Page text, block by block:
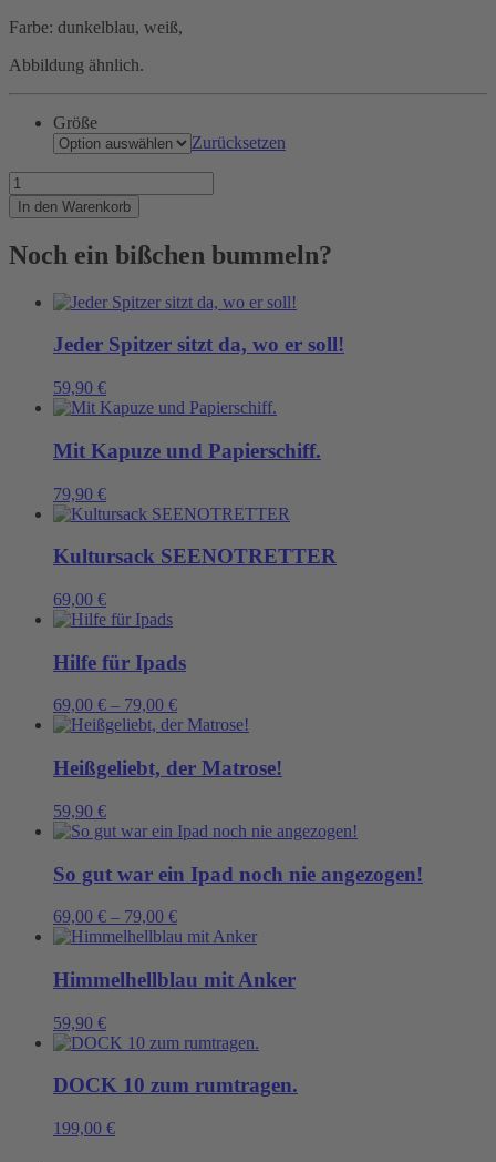
Farbe: dunkelblau, weiß,
Abbildung ähnlich.
Größe
Zurücksetzen
Von
Ankern
bekommen
nie
Menge
In den Warenkorb
Noch ein bißchen bummeln?
Jeder Spitzer sitzt da, wo er soll!
59,90 €
Mit Kapuze und Papierschiff.
79,90 €
Kultursack SEENOTRETTER
69,00 €
Hilfe für Ipads
69,00 € – 79,00 €
Heißgeliebt, der Matrose!
59,90 €
So gut war ein Ipad noch nie angezogen!
69,00 € – 79,00 €
Himmelhellblau mit Anker
59,90 €
DOCK 10 zum rumtragen.
199,00 €